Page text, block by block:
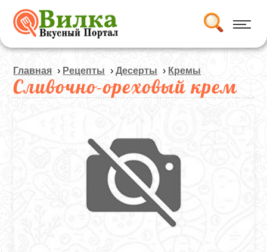
Главная › Рецепты ›Десерты › Кремы
Сливочно-ореховый крем